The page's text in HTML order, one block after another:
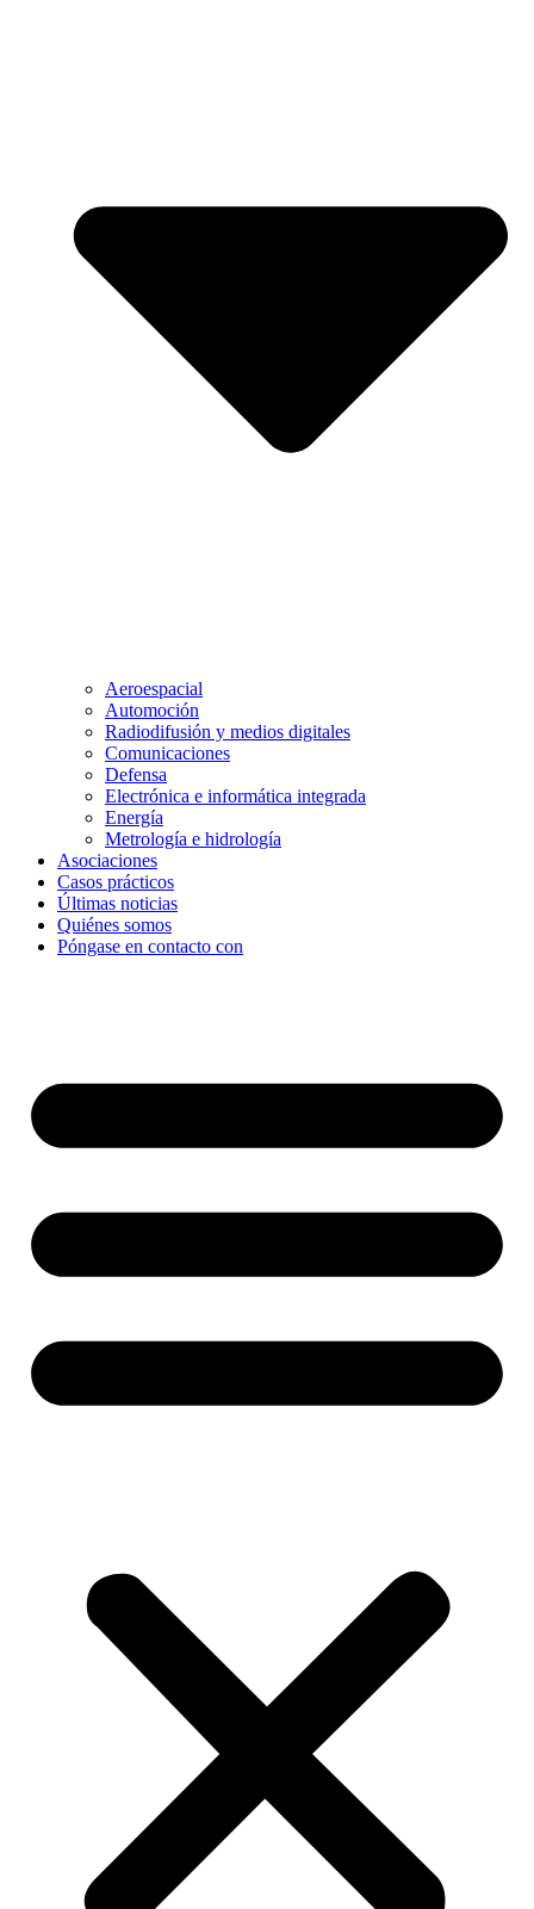
Aeroespacial
Automoción
Radiodifusión y medios digitales
Comunicaciones
Defensa
Electrónica e informática integrada
Energía
Metrología e hidrología
Asociaciones
Casos prácticos
Últimas noticias
Quiénes somos
Póngase en contacto con